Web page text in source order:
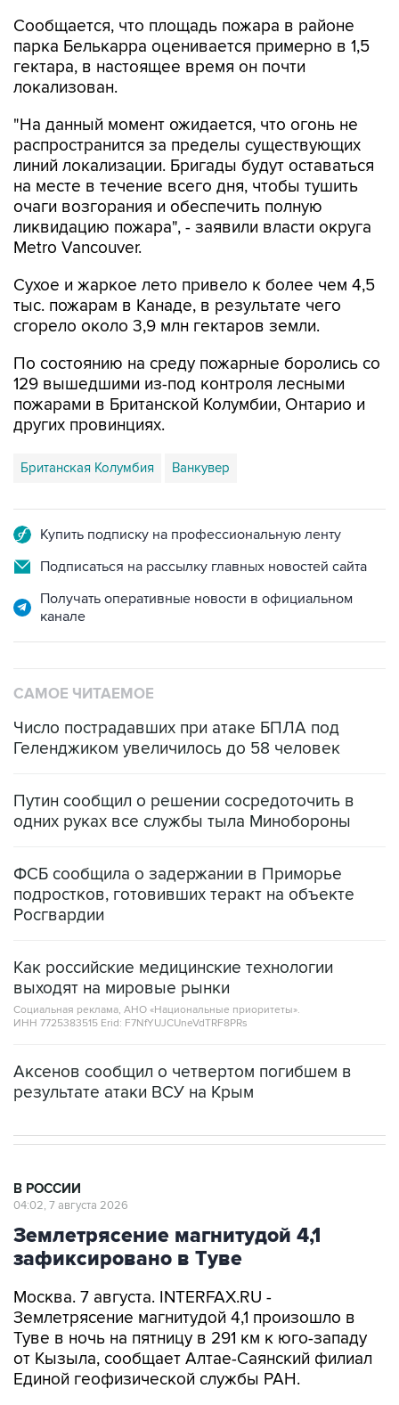
Сообщается, что площадь пожара в районе
парка Белькарра оценивается примерно в 1,5
гектара, в настоящее время он почти
локализован.
"На данный момент ожидается, что огонь не
распространится за пределы существующих
линий локализации. Бригады будут оставаться
на месте в течение всего дня, чтобы тушить
очаги возгорания и обеспечить полную
ликвидацию пожара", - заявили власти округа
Metro Vancouver.
Сухое и жаркое лето привело к более чем 4,5
тыс. пожарам в Канаде, в результате чего
сгорело около 3,9 млн гектаров земли.
По состоянию на среду пожарные боролись со
129 вышедшими из-под контроля лесными
пожарами в Британской Колумбии, Онтарио и
других провинциях.
Британская Колумбия Ванкувер
Купить подписку на профессиональную ленту
Подписаться на рассылку главных новостей сайта
Получать оперативные новости в официальном
канале
САМОЕ ЧИТАЕМОЕ
Число пострадавших при атаке БПЛА под
Геленджиком увеличилось до 58 человек
Путин сообщил о решении сосредоточить в
одних руках все службы тыла Минобороны
ФСБ сообщила о задержании в Приморье
подростков, готовивших теракт на объекте
Росгвардии
Как российские медицинские технологии
выходят на мировые рынки
Социальная реклама, АНО «Национальные приоритеты».
ИНН 7725383515 Erid: F7NfYUJCUneVdTRF8PRs
Аксенов сообщил о четвертом погибшем в
результате атаки ВСУ на Крым
В РОССИИ
04:02, 7 августа 2026
Землетрясение магнитудой 4,1
зафиксировано в Туве
Москва. 7 августа. INTERFAX.RU -
Землетрясение магнитудой 4,1 произошло в
Туве в ночь на пятницу в 291 км к юго-западу
от Кызыла, сообщает Алтае-Саянский филиал
Единой геофизической службы РАН.